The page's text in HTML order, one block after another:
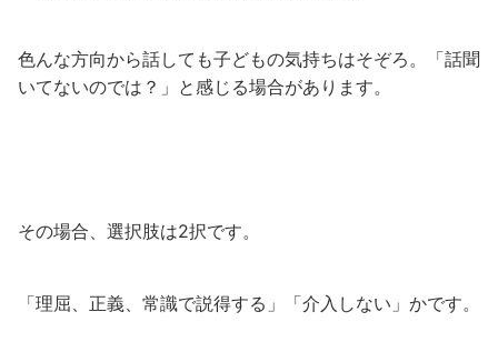
色んな方向から話しても子どもの気持ちはそぞろ。「話聞
いてないのでは？」と感じる場合があります。
その場合、選択肢は2択です。
「理屈、正義、常識で説得する」「介入しない」かです。